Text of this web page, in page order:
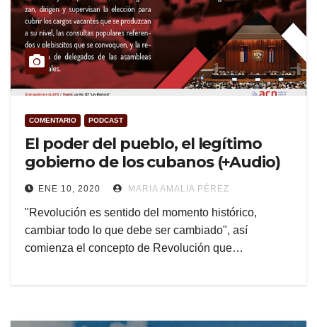
COMENTARIO PODCAST
El poder del pueblo, el legítimo
gobierno de los cubanos (+Audio)
ENE 10, 2020 MARIA AMALIA PÉREZ
"Revolución es sentido del momento histórico,
cambiar todo lo que debe ser cambiado", así
comienza el concepto de Revolución que…